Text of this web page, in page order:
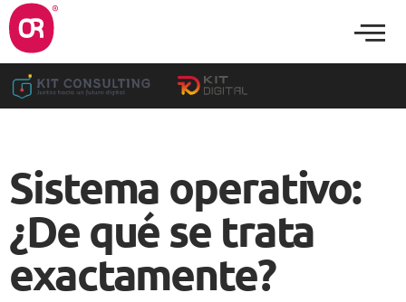
Sistema operativo:
¿De qué se trata
exactamente?